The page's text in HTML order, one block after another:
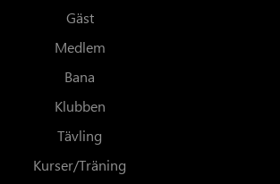
Gäst
Medlem
Bana
Klubben
Tävling
Kurser/Träning